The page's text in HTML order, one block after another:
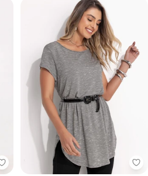
Quintess - Blusa (Listrada) em